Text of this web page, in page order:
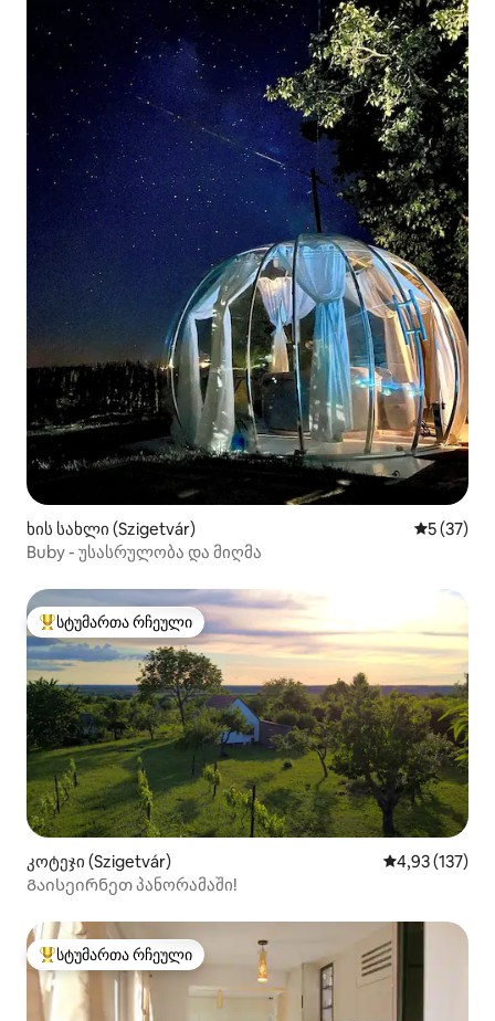
ხის სახლი (Szigetvár) საშუალო
5 (37)
Buby - უსასრულობა და მიღმა
სტუმართა რჩეული მოწინავე ვარიანტი
სტუმართა რჩეული
კოტეჯი (Szigetvár) საშუალო
4,93 (137)
Გაისეირნეთ პანორამაში!
სტუმართა რჩეული მოწინავე ვარიანტი
სტუმართა რჩეული